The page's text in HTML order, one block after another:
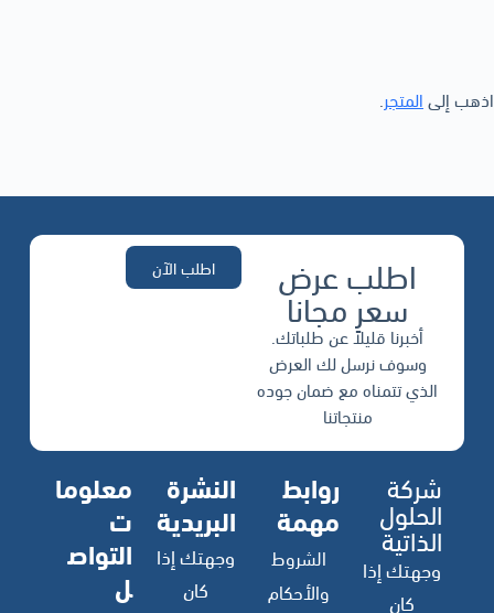
اذهب إلىالمتجر.
اطلب عرض
سعر مجانا
أخبرنا قليلاً عن طلباتك.
وسوف نرسل لك العرض
الذي تتمناه مع ضمان جوده
منتجاتنا
اطلب الآن
شركة
الحلول
الذاتية
وجهتك إذا
كان
روابط
مهمة
الشروط
والأحكام
النشرة
البريدية
وجهتك إذا
كان
معلوما
ت
التواص
ل